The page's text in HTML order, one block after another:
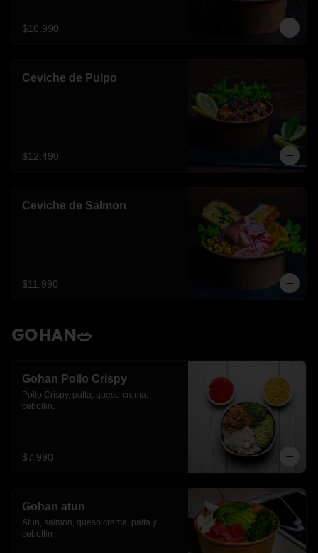
$10.990
Ceviche de Pulpo
$12.490
Ceviche de Salmon
$11.990
GOHAN🥗
Gohan Pollo Crispy
Pollo Crispy, palta, queso crema,
cebollin.
$7.990
Gohan atun
Atun, salmon, queso crema, palta y
cebollin